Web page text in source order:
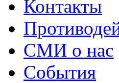
Контакты
СМИ о нас
События